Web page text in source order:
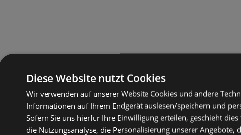
Diese Website nutzt Cookies
Wir verwenden auf unserer Website Cookies und andere
Informationen auf Ihrem Endgerät auslesen/speichern und
Sofern Sie uns hierfür Ihre Einwilligung erteilen, geschieht
die Nutzungsanalyse, die Personalisierung unserer Angebote,